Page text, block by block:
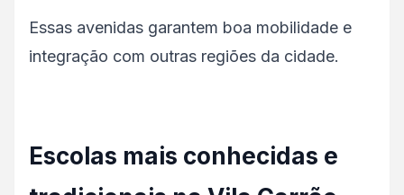
Essas avenidas garantem boa mobilidade e
integração com outras regiões da cidade.
Escolas mais conhecidas e